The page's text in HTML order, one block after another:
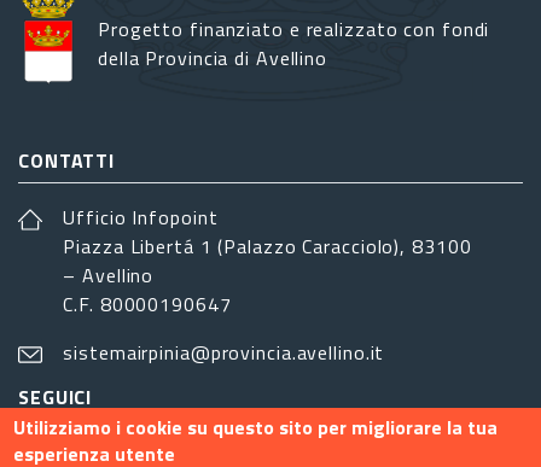
Progetto finanziato e realizzato con fondi
della Provincia di Avellino
CONTATTI
Ufficio Infopoint
Piazza Libertá 1 (Palazzo Caracciolo), 83100
– Avellino
C.F. 80000190647
sistemairpinia@provincia.avellino.it
SEGUICI
Utilizziamo i cookie su questo sito per migliorare la tua
esperienza utente